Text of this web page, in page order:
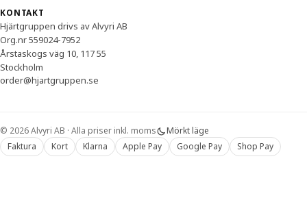
KONTAKT
Hjärtgruppen drivs av Alvyri AB
Org.nr 559024-7952
Årstaskogs väg 10, 117 55
Stockholm
order@hjartgruppen.se
© 2026 Alvyri AB · Alla priser inkl. moms
Mörkt läge
Faktura
Kort Klarna Apple Pay Google Pay Shop Pay